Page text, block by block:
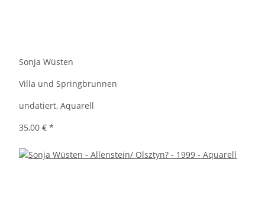
Sonja Wüsten
Villa und Springbrunnen
undatiert, Aquarell
35,00 € *